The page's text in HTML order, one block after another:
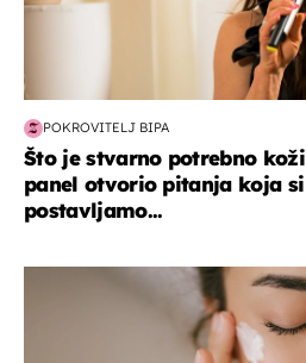
POKROVITELJ BIPA
Što je stvarno potrebno
panel otvorio pitanja koja
postavljamo...
moda & ljepota